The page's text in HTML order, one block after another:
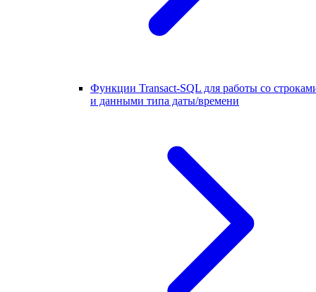
Функции Transact-SQL для работы со
и данными типа даты/времени